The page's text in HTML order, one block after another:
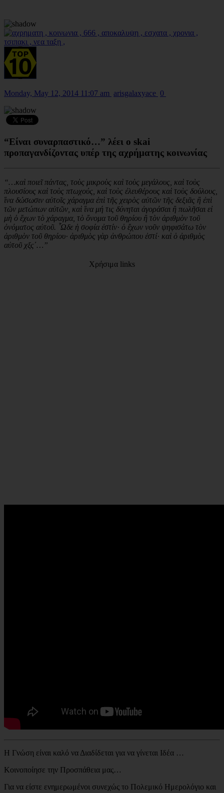
Monday, May 12, 2014 11:07 am arisgalaxyace 0
“Είναι συναρπαστικό…” λέει ο skai
προπαγανδίζοντας υπέρ της αχρήματης κοινωνίας
“…καὶ ποιεῖ πάντας, τοὺς μικροὺς καὶ τοὺς μεγάλους, καὶ τοὺς
πλουσίους καὶ τοὺς πτωχούς, καὶ τοὺς ἐλευθέρους καὶ τοὺς δούλους,
ἵνα δώσωσιν αὐτοῖς χάραγμα ἐπὶ τῆς χειρὸς αὐτῶν τῆς δεξιᾶς ἢ ἐπὶ
τῶν μετώπων αὐτῶν, καὶ ἵνα μή τις δύνηται ἀγοράσαι ἢ πωλῆσαι εἰ
μὴ ὁ ἔχων τὸ χάραγμα, τὸ ὄνομα τοῦ θηρίου ἢ τὸν ἀριθμὸν τοῦ
ὀνόματος αὐτοῦ. ῟Ωδε ἡ σοφία ἐστίν· ὁ ἔχων νοῦν ψηφισάτω τὸν
ἀριθμὸν τοῦ θηρίου· ἀριθμὸς γὰρ ἀνθρώπου ἐστί· καὶ ὁ ἀριθμὸς
αὐτοῦ χξς´…”
Χρήσιμα links
Η Γνώση είναι καλό να Διαδίδεται για να γίνεται Ιδέα …
Κοινοποίησε την Προσπάθεια μας…
Για να είστε ενημερωμένοι συνεχώς το Πολεμικό Ημερολόγιο και